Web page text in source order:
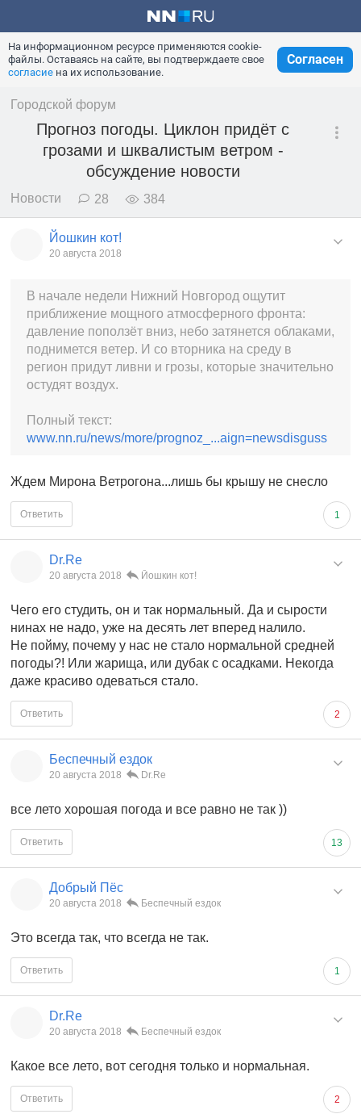
На информационном ресурсе применяются cookie-
файлы. Оставаясь на сайте, вы подтверждаете свое
согласие на их использование.
Согласен
Городской форум
Прогноз погоды. Циклон придёт с
грозами и шквалистым ветром -
обсуждение новости
Новости 28 384
Йошкин кот!
20 августа 2018
В начале недели Нижний Новгород ощутит
приближение мощного атмосферного фронта:
давление поползёт вниз, небо затянется облаками,
поднимется ветер. И со вторника на среду в
регион придут ливни и грозы, которые значительно
остудят воздух.
Полный текст:
www.nn.ru/news/more/prognoz_...aign=newsdisguss
Ждем Мирона Ветрогона...лишь бы крышу не снесло
1
Ответить
Dr.Re
20 августа 2018 Йошкин кот!
Чего его студить, он и так нормальный. Да и сырости
нинах не надо, уже на десять лет вперед налило.
Не пойму, почему у нас не стало нормальной средней
погоды?! Или жарища, или дубак с осадками. Некогда
даже красиво одеваться стало.
2
Ответить
Беспечный ездок
20 августа 2018 Dr.Re
все лето хорошая погода и все равно не так ))
13
Ответить
Добрый Пёс
20 августа 2018 Беспечный ездок
Это всегда так, что всегда не так.
1
Ответить
Dr.Re
20 августа 2018 Беспечный ездок
Какое все лето, вот сегодня только и нормальная.
2
Ответить